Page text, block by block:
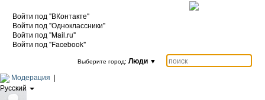
Войти под "ВКонтакте"
Войти под "Одноклассники"
Войти под "Mail.ru"
Войти под "Facebook"
Выберите город: Люди ▼
Модерация |
Русский